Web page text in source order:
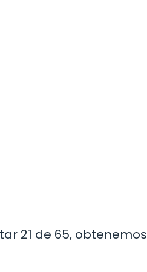
21 de 65,